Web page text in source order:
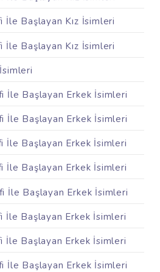
İle Başlayan Kız İsimleri
İle Başlayan Kız İsimleri
İle Başlayan Erkek İsimleri
İle Başlayan Erkek İsimleri
İle Başlayan Erkek İsimleri
İle Başlayan Erkek İsimleri
İle Başlayan Erkek İsimleri
İle Başlayan Erkek İsimleri
İle Başlayan Erkek İsimleri
İle Başlayan Erkek İsimleri